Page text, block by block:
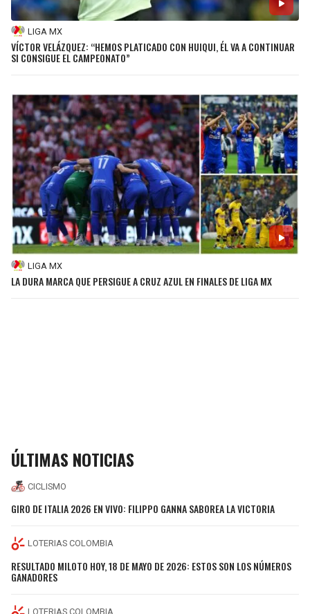
LIGA MX
VÍCTOR VELÁZQUEZ: “HEMOS PLATICADO CON HUIQUI, ÉL VA A CONTINUAR
SI CONSIGUE EL CAMPEONATO”
LIGA MX
LA DURA MARCA QUE PERSIGUE A CRUZ AZUL EN FINALES DE LIGA MX
ÚLTIMAS NOTICIAS
CICLISMO
GIRO DE ITALIA 2026 EN VIVO: FILIPPO GANNA SABOREA LA VICTORIA
LOTERIAS COLOMBIA
RESULTADO MILOTO HOY, 18 DE MAYO DE 2026: ESTOS SON LOS NÚMEROS
GANADORES
LOTERIAS COLOMBIA